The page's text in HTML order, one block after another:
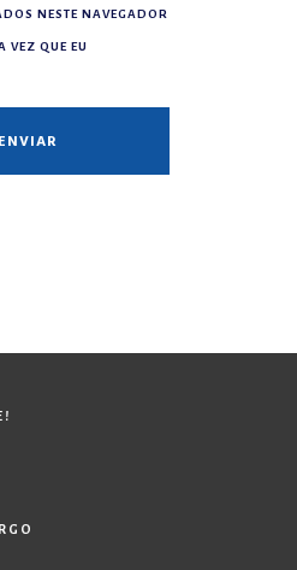
NESTE NAVEGADOR
VEZ QUE EU